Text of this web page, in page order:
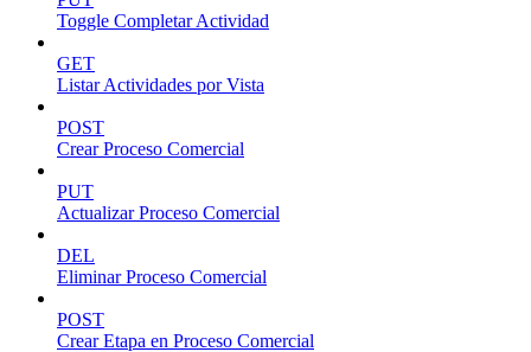
Toggle Completar Actividad
GET
Listar Actividades por Vista
POST
Crear Proceso Comercial
PUT
Actualizar Proceso Comercial
DEL
Eliminar Proceso Comercial
POST
Crear Etapa en Proceso Comercial